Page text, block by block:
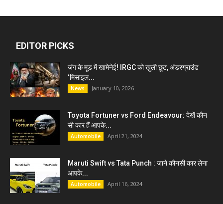
EDITOR PICKS
जंग के मूड में खामेनेई! IRGC को खुली छूट, अंडरग्राउंड
‘मिसाइल...
News January 10, 2026
Toyota Fortuner vs Ford Endeavour: देखें कौन
सी कार हैं आपके...
Automobile April 21, 2024
Maruti Swift vs Tata Punch : जाने कौनसी कार लेना
आपके...
Automobile April 16, 2024